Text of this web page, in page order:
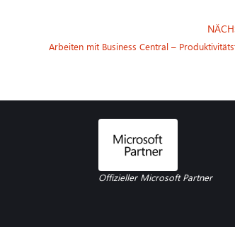
Arbeiten mit Business Central –
Offizieller Microsoft Partner